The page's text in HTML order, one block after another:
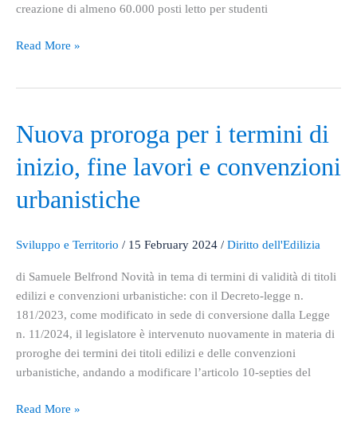
creazione di almeno 60.000 posti letto per studenti
Read More »
Nuova proroga per i termini di
inizio, fine lavori e convenzioni
urbanistiche
Sviluppo e Territorio / 15 February 2024 / Diritto dell'Edilizia
di Samuele Belfrond Novità in tema di termini di validità di titoli
edilizi e convenzioni urbanistiche: con il Decreto-legge n.
181/2023, come modificato in sede di conversione dalla Legge
n. 11/2024, il legislatore è intervenuto nuovamente in materia di
proroghe dei termini dei titoli edilizi e delle convenzioni
urbanistiche, andando a modificare l’articolo 10-septies del
Nuova
proroga
per
termini
inizio,
lavori
e
convenzioni
urbanistiche
Read More »